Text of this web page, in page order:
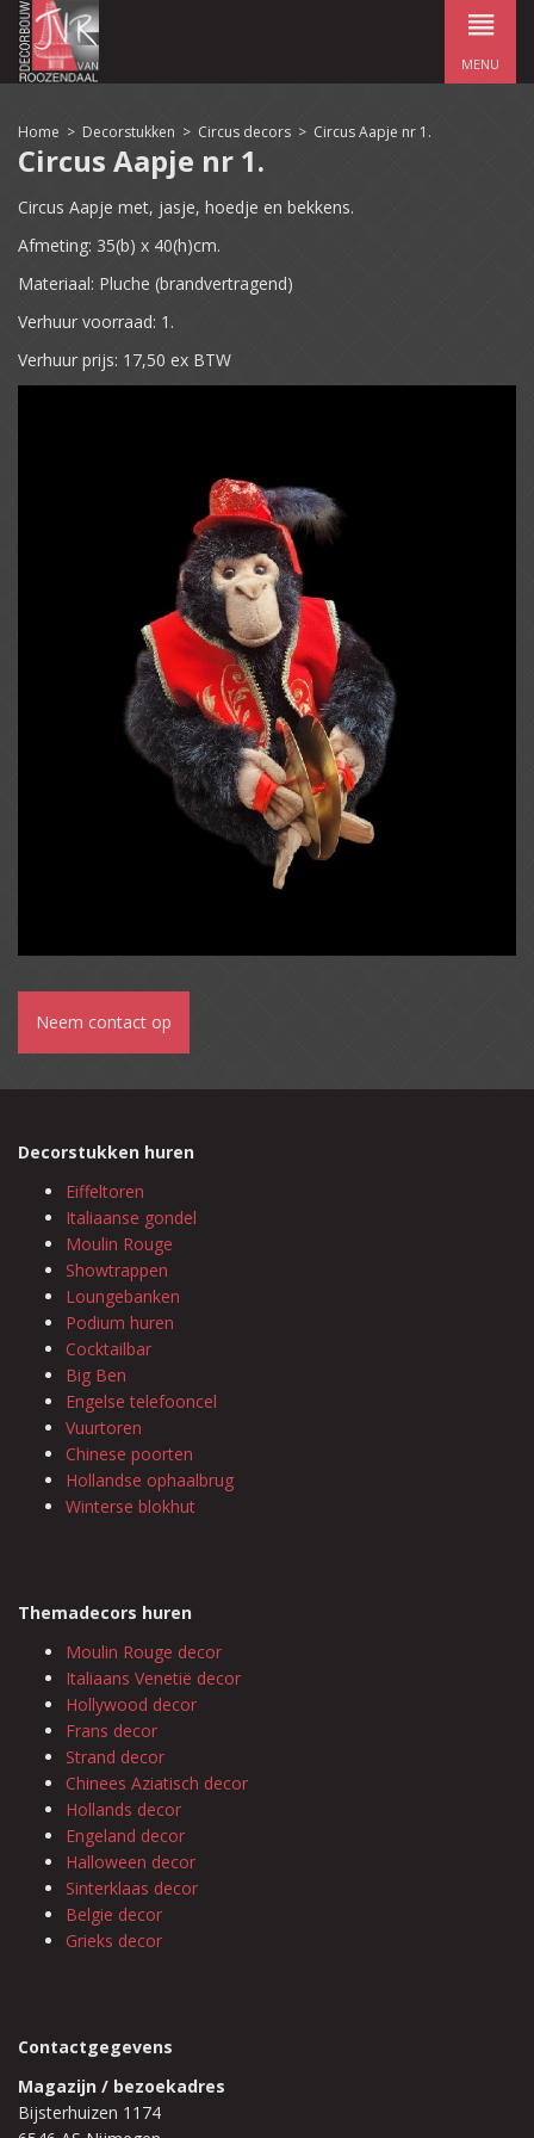
MENU
Home > Decorstukken > Circus decors > Circus Aapje nr 1.
Circus Aapje nr 1.
Circus Aapje met, jasje, hoedje en bekkens.
Afmeting: 35(b) x 40(h)cm.
Materiaal: Pluche (brandvertragend)
Verhuur voorraad: 1.
Verhuur prijs: 17,50 ex BTW
Neem contact op
Decorstukken huren
Eiffeltoren
Italiaanse gondel
Moulin Rouge
Showtrappen
Loungebanken
Podium huren
Cocktailbar
Big Ben
Engelse telefooncel
Vuurtoren
Chinese poorten
Hollandse ophaalbrug
Winterse blokhut
Themadecors huren
Moulin Rouge decor
Italiaans Venetië decor
Hollywood decor
Frans decor
Strand decor
Chinees Aziatisch decor
Hollands decor
Engeland decor
Halloween decor
Sinterklaas decor
Belgie decor
Grieks decor
Contactgegevens
Magazijn / bezoekadres
Bijsterhuizen 1174